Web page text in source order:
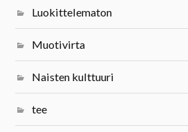
Luokittelematon
Muotivirta
Naisten kulttuuri
tee